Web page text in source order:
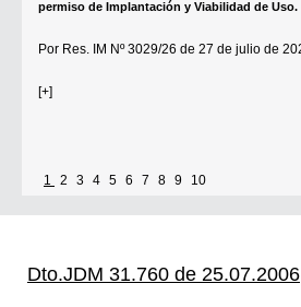
Por...
1 2 3 4 5 6 7 8 9 10
Dto.JDM 31.760 de 25.07.2006